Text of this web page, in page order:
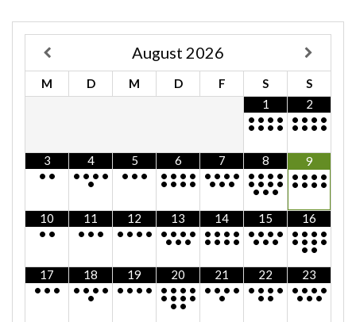
August 2026
M D M D F S
S
1
• • • •
• • • •
2
• • • •
• • • •
3
• •
4
• • • •
•
5
• • •
6
• • • •
• • • •
7
• • • •
•••
8
• • • •
• • • •
•••
9
• • • •
• • • •
10
• •
11
• • •
12
• • • •
13
• • • •
•••
14
• • • •
• • • •
15
• • • •
•••
16
• • • •
• • • •
• •
17
• • •
18
• • • •
•
19
• • • •
20
• • • •
• • • •
• •
21
• • • •
•
22
• • • •
• •
23
• • • •
•••